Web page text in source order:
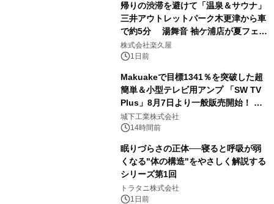
帰りの渋滞を避けて「温泉＆サウナ」
三井アウトレットパーク木更津から車
で約5分 湯舞音 袖ケ浦店が夏フェア
メニューを提供
株式会社楽久屋
1日前
Makuakeで目標1341％を突破した超
簡単＆小型テレビ用アンプ 「SW TV
Plus」8月7日より一般販売開始！ ケ
ーブル1本つなぐだけ、テレビの音が
ぐっと豊かに
城下工業株式会社
14時間前
眠りづらさの正体──寝ると呼吸が弱
くなる"体の構造"をやさしく解説する
シリーズ第1回
トラタニ株式会社
1日前